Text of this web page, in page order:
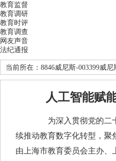
教育监督
教育调研
教育时评
教育调查
网友声音
法纪通报
当前所在： 8846威尼斯-003399威尼
人工智能赋
为深入贯彻党的二十大
续推动教育数字化转型，聚
由上海市教育委员会主办、